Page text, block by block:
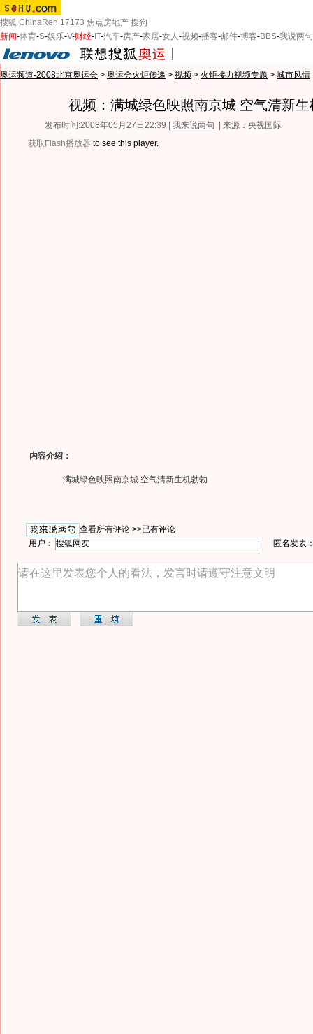
搜狐 ChinaRen 17173 焦点房地产 搜狗
新闻-体育-S-娱乐-V-财经- IT-汽车-房产-家居-女人-视频-播客-邮件-博客-BBS-我说两句
奥运频道-2008北京奥运会 > 奥运会火炬传递 > 视频 > 火炬接力视频专题 > 城市风情
视频：满城绿色映照南京城 空气清新生
发布时间:2008年05月27日22:39 | 我来说两句
| 来源：央视国际
获取Flash播放器 to see this player.
内容介绍：
满城绿色映照南京城 空气清新生机勃勃
查看所有评论 >>已有评论
用户：
匿名发表